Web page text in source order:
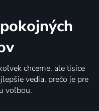
chceme, ale tisíce
vedia, prečo je pre
voľbou.